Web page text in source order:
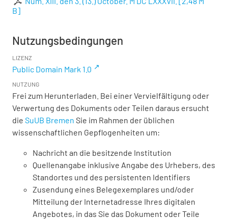
B]
Nutzungsbedingungen
LIZENZ
Public Domain Mark 1.0
NUTZUNG
Frei zum Herunterladen. Bei einer Vervielfältigung oder
Verwertung des Dokuments oder Teilen daraus ersucht
die SuUB Bremen Sie im Rahmen der üblichen
wissenschaftlichen Gepflogenheiten um:
Nachricht an die besitzende Institution
Quellenangabe inklusive Angabe des Urhebers, des
Standortes und des persistenten Identifiers
Zusendung eines Belegexemplares und/oder
Mitteilung der Internetadresse Ihres digitalen
Angebotes, in das Sie das Dokument oder Teile